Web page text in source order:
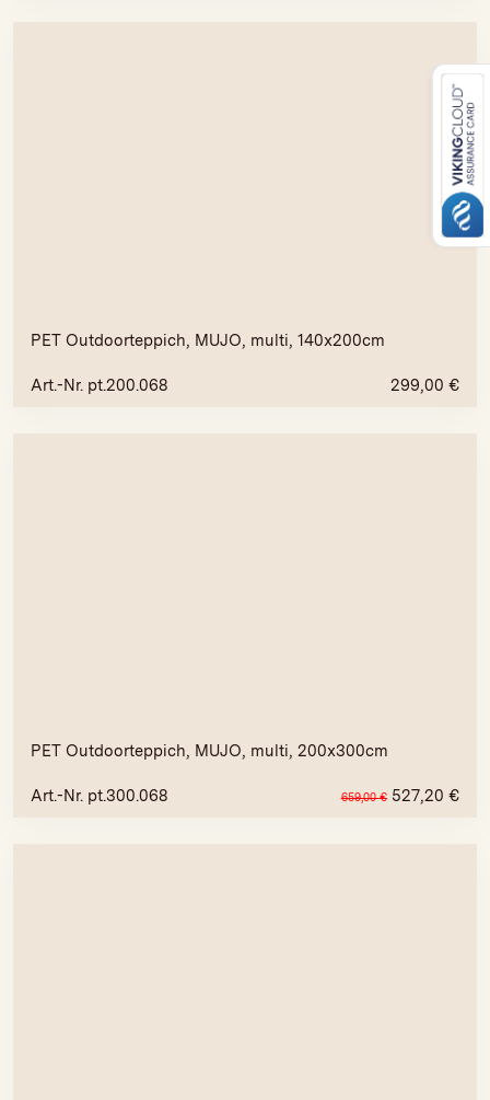
PET Outdoorteppich, MUJO, multi, 140x200cm
Art.-Nr. pt.200.068 299,00 €
PET Outdoorteppich, MUJO, multi, 200x300cm
Art.-Nr. pt.300.068 659,00€ 527,20 €